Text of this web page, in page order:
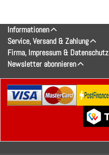
Informationen
Service, Versand & Zahlung
Firma, Impressum & Datenschutz
Newsletter abonnieren